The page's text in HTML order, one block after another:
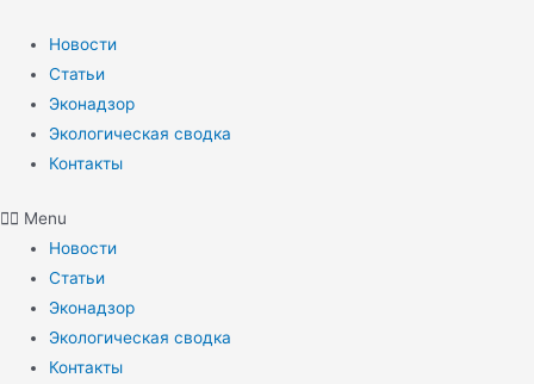
содержимому
Новости
Статьи
Эконадзор
Экологическая сводка
Контакты
Menu
Новости
Статьи
Эконадзор
Экологическая сводка
Контакты